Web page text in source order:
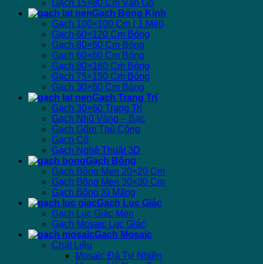
Gạch 15×80 Cm Vân Gỗ
Gạch Bóng Kính
Gạch 100×100 Cm ( 1 Mét)
Gạch 60×120 Cm Bóng
Gạch 80×80 Cm Bóng
Gạch 60×60 Cm Bóng
Gạch 80×160 Cm Bóng
Gạch 75×150 Cm Bóng
Gạch 30×60 Cm Bóng
Gạch Trang Trí
Gạch 30×60 Trang Trí
Gạch Nhủ Vàng – Bạc
Gạch Gốm Thủ Công
Gạch Cổ
Gạch Nghệ Thuật 3D
Gạch Bông
Gạch Bông Men 20×20 Cm
Gạch Bông Men 30×30 Cm
Gạch Bông Xi Măng
Gạch Lục Giác
Gạch Lục Giác Men
Gạch Mosaic Lục Giác
Gạch Mosaic
Chất Liệu
Mosaic Đá Tự Nhiên